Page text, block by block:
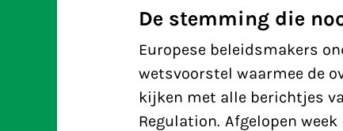
De stemming die
Europese beleidsmakers
wetsvoorstel waarmee de
kijken met alle berichtjes
Regulation. Afgelopen week